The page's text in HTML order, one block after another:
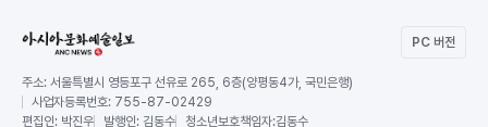
PC 버전
주소: 서울특별시 영등포구 선유로 265, 6층(양평동4가, 국민은행)
사업자등록번호: 755-87-02429
편집인: 박진우 발행인: 김동수 청소년보호책임자:김동수